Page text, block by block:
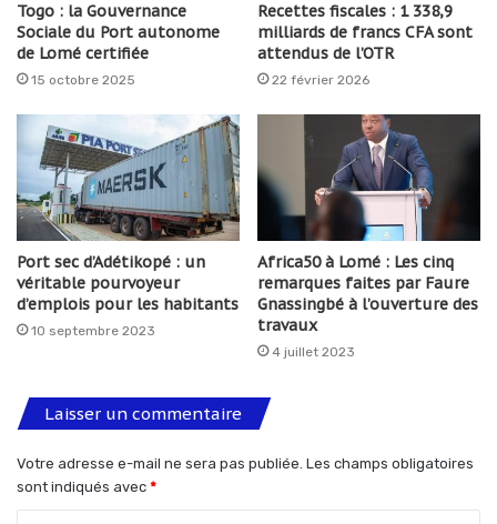
Togo : la Gouvernance
Sociale du Port autonome
de Lomé certifiée
15 octobre 2025
Recettes fiscales : 1 338,9
milliards de francs CFA sont
attendus de l’OTR
22 février 2026
Port sec d’Adétikopé : un
véritable pourvoyeur
d’emplois pour les habitants
10 septembre 2023
Africa50 à Lomé : Les cinq
remarques faites par Faure
Gnassingbé à l’ouverture des
travaux
4 juillet 2023
Laisser un commentaire
Votre adresse e-mail ne sera pas publiée. Les champs obligatoires
sont indiqués avec *